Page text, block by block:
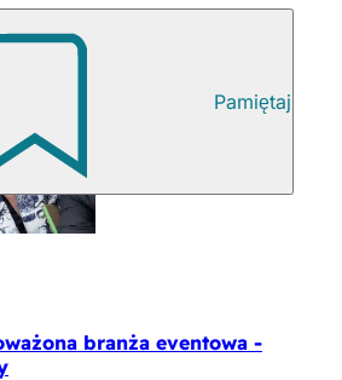
Pamiętaj
branża eventowa -